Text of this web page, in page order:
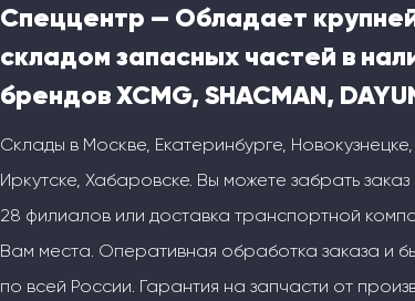
Спеццентр — Обладает
складом запасных частей в
брендов XCMG, SHACMAN,
Склады в Москве, Екатеринбурге,
Иркутске, Хабаровске. Вы можете забрать
28 филиалов или доставка транспортной
Вам места. Оперативная обработка заказа и
по всей России. Гарантия на запчасти от